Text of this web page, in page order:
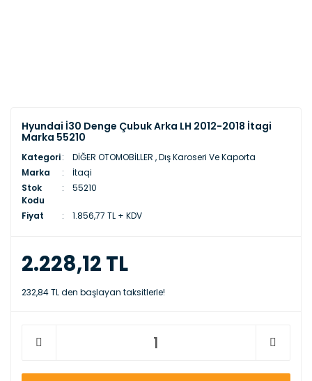
Hyundai İ30 Denge Çubuk Arka LH 2012-2018 İtagi
Marka 55210
Kategori DİĞER OTOMOBİLLER ,Dış Karoseri Ve Kaporta
Marka
İtaqi
Stok
Kodu
55210
Fiyat 1.856,77 TL + KDV
2.228,12 TL
232,84 TL den başlayan taksitlerle!